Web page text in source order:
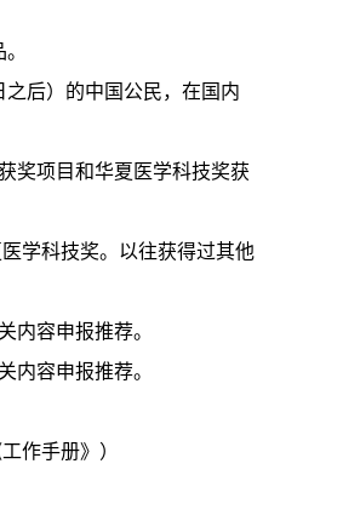
之后）的中国公民，在国内
奖项目和华夏医学科技奖获
学科技奖。以往获得过其他
内容申报推荐。
内容申报推荐。
作手册》）